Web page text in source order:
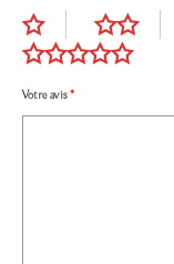
Votre avis*